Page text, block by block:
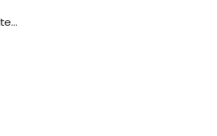
Prima Klima Industrie Aktivkohlefilter PK1610 - 1150m²/200m